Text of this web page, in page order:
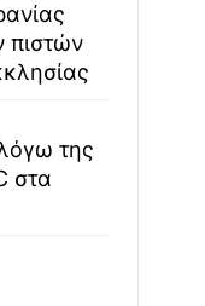
πιστών
της
στα